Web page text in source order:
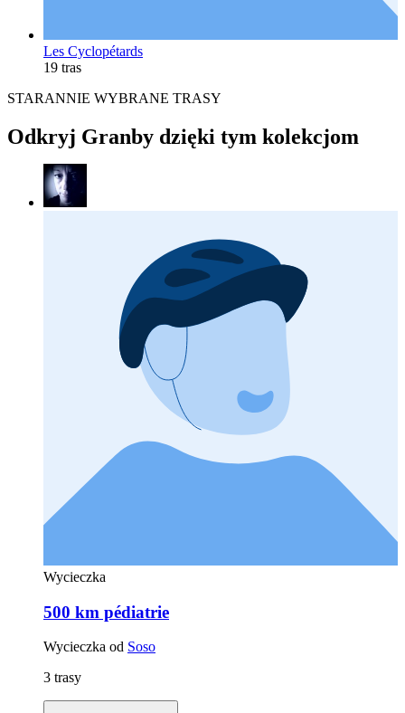
Les Cyclopétards
19 tras
STARANNIE WYBRANE TRASY
Odkryj Granby dzięki tym kolekcjom
Wycieczka
500 km pédiatrie
Wycieczka od Soso
3 trasy